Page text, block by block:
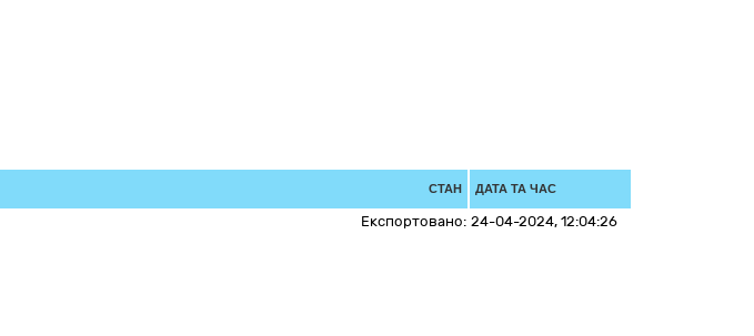
СТАН ДАТА ТА ЧАС
Експортовано: 24-04-2024, 12:04:26